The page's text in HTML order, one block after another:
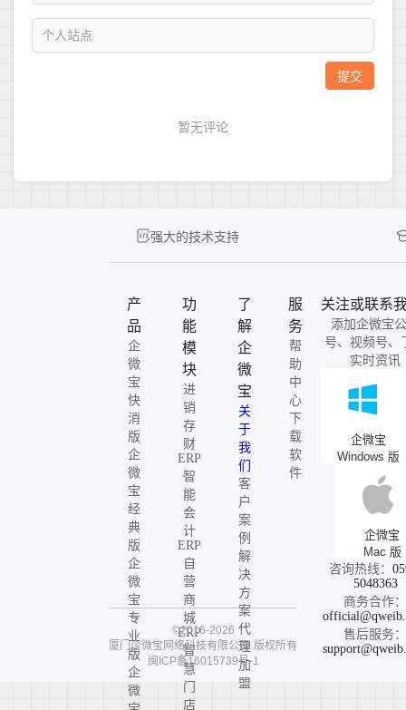
强大的技术支持
产
品
企
微
宝
快
消
版
企
微
宝
经
典
版
企
微
宝
专
业
版
企
微
功
能
模
块
进
销
存
财
ERP
智
能
会
计
ERP
自
营
商
城
ERP
智
慧
门
店
了
解
企
微
宝
关
于
我
们
客
户
案
例
解
决
方
案
代
理
加
盟
服
务
帮
助
中
心
下
载
软
件
关注或联系
添加企微宝
号、视频号、
实时资讯
企微宝
Windows 版
企微宝
Mac 版
咨询热线：
5048363
商务合作：
售后服务：
©2016-2026
厦门企微宝网络科技有限公司 版权所有
闽ICP备16015739号-1